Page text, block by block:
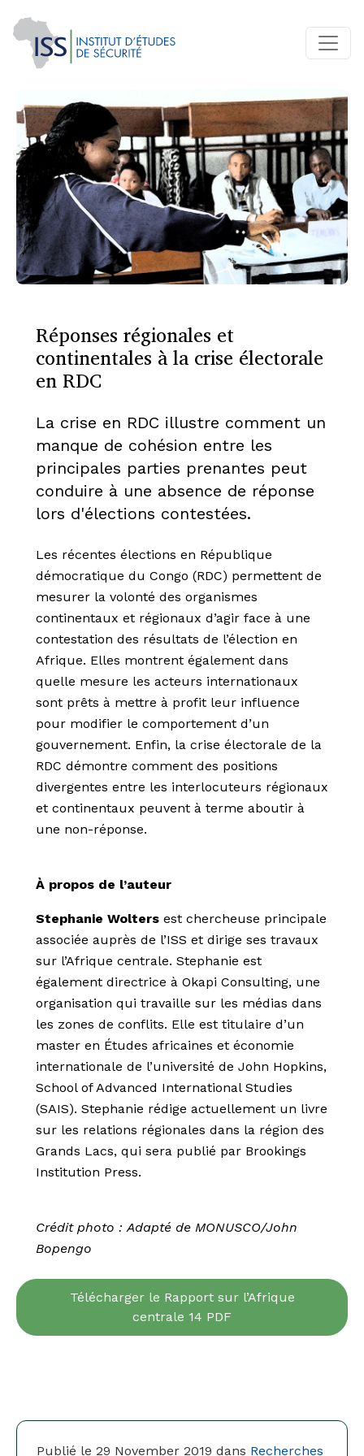
Publié le 29 November 2019 dans Recherches
Réponses régionales et
continentales à la crise électorale
en RDC
La crise en RDC illustre comment un
manque de cohésion entre les
principales parties prenantes peut
conduire à une absence de réponse
lors d'élections contestées.
Les récentes élections en République
démocratique du Congo (RDC) permettent de
mesurer la volonté des organismes
continentaux et régionaux d’agir face à une
contestation des résultats de l’élection en
Afrique. Elles montrent également dans
quelle mesure les acteurs internationaux
sont prêts à mettre à profit leur influence
pour modifier le comportement d’un
gouvernement. Enfin, la crise électorale de la
RDC démontre comment des positions
divergentes entre les interlocuteurs régionaux
et continentaux peuvent à terme aboutir à
une non-réponse.
À propos de l’auteur
Stephanie Wolters est chercheuse principale
associée auprès de l’ISS et dirige ses travaux
sur l’Afrique centrale. Stephanie est
également directrice à Okapi Consulting, une
organisation qui travaille sur les médias dans
les zones de conflits. Elle est titulaire d’un
master en Études africaines et économie
internationale de l’université de John Hopkins,
School of Advanced International Studies
(SAIS). Stephanie rédige actuellement un livre
sur les relations régionales dans la région des
Grands Lacs, qui sera publié par Brookings
Institution Press.
Crédit photo : Adapté de MONUSCO/John
Bopengo
Télécharger le Rapport sur l’Afrique
centrale 14 PDF